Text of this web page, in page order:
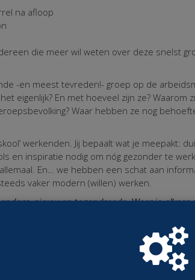
na afloop
die meer wil weten over deze snelst
-en meest tevreden!- groep op de
eigenlijk? En met hoeveel zijn ze? Waarom
Waar hebben ze nog
werkenden. Jij bepaalt wat je meepakt:
en inspiratie nodig om nóg gezonder te
En… we hebben een schat aan
vaker modern (willen) werken.
nieuw en tegendraads. Waar je elkaar
houdt dat in?
van ons zijn onevenredig hard door de
van gemerkt en weer anderen hebben juist